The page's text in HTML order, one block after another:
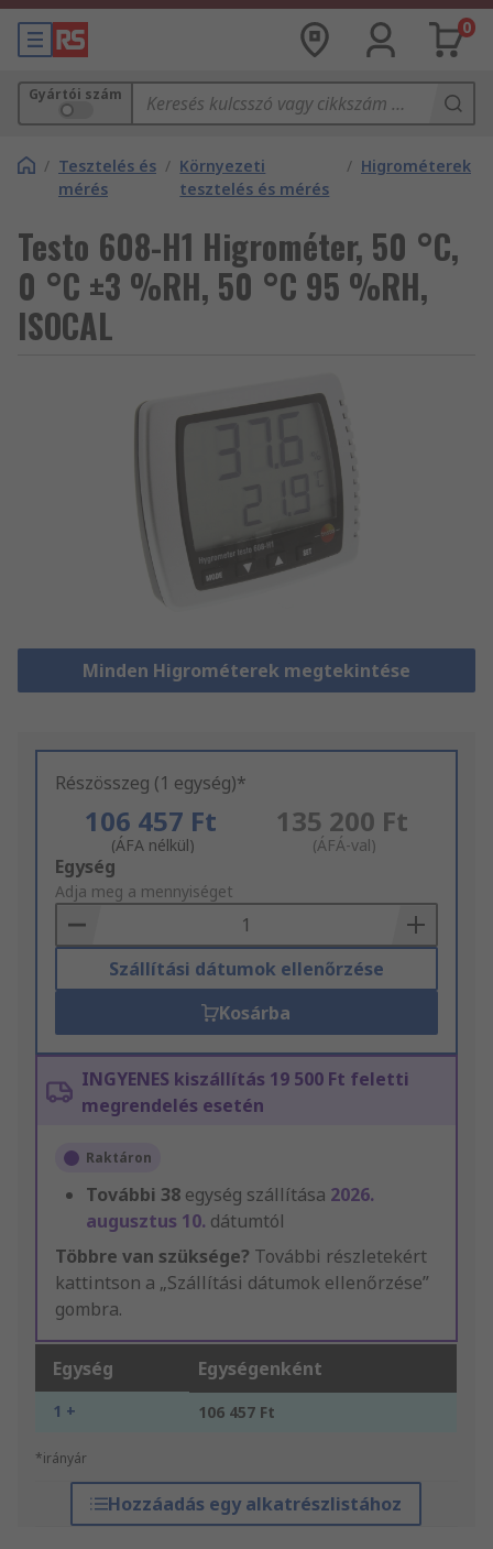
0
Gyártói szám
/ Tesztelés és
mérés
/ Környezeti
tesztelés és mérés
/ Higrométerek
Testo 608-H1 Higrométer, 50 °C,
0 °C ±3 %RH, 50 °C 95 %RH,
ISOCAL
Minden Higrométerek megtekintése
Részösszeg (1 egység)*
106 457 Ft
(ÁFA nélkül)
135 200 Ft
(ÁFÁ-val)
Add
to
Basket
Egység
Adja meg a mennyiséget
Szállítási dátumok ellenőrzése
Kosárba
INGYENES kiszállítás 19 500 Ft feletti
megrendelés esetén
Raktáron
További 38 egység szállítása 2026.
augusztus 10. dátumtól
Többre van szüksége? További részletekért
kattintson a „Szállítási dátumok ellenőrzése”
gombra.
Egység Egységenként
1 + 106 457 Ft
*irányár
Hozzáadás egy alkatrészlistához